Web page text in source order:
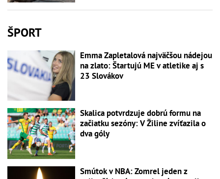
ŠPORT
Emma Zapletalová najväčšou nádejou
na zlato: Štartujú ME v atletike aj s
23 Slovákov
Skalica potvrdzuje dobrú formu na
začiatku sezóny: V Žiline zvíťazila o
dva góly
Smútok v NBA: Zomrel jeden z